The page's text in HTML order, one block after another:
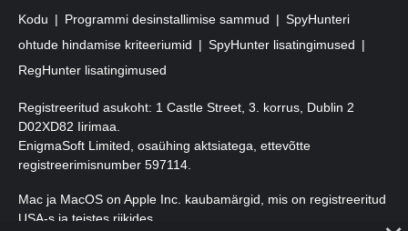
Kodu Programmi desinstallimise sammud
SpyHunteri
ohtude hindamise kriteeriumid
SpyHunter lisatingimused
RegHunter lisatingimused
Registreeritud asukoht: 1 Castle Street, 3. korrus, Dublin 2
D02XD82 Iirimaa.
EnigmaSoft Limited, osaühing aktsiatega, ettevõtte
registreerimisnumber 597114.
Mac ja MacOS on Apple Inc. kaubamärgid, mis on registreeritud
USA-s ja teistes riikides.